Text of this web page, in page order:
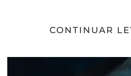
CONTINUAR